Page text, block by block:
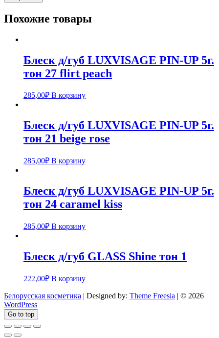
Похожие товары
Блеск д/губ LUXVISAGE PIN-UP 5г.
тон 27 flirt peach
285,00₽ В корзину
Блеск д/губ LUXVISAGE PIN-UP 5г.
тон 21 beige rose
285,00₽ В корзину
Блеск д/губ LUXVISAGE PIN-UP 5г.
тон 24 caramel kiss
285,00₽ В корзину
Блеск д/губ GLASS Shine тон 1
222,00₽ В корзину
Белорусская косметика | Designed by: Theme Freesia | © 2026
WordPress
Go to top